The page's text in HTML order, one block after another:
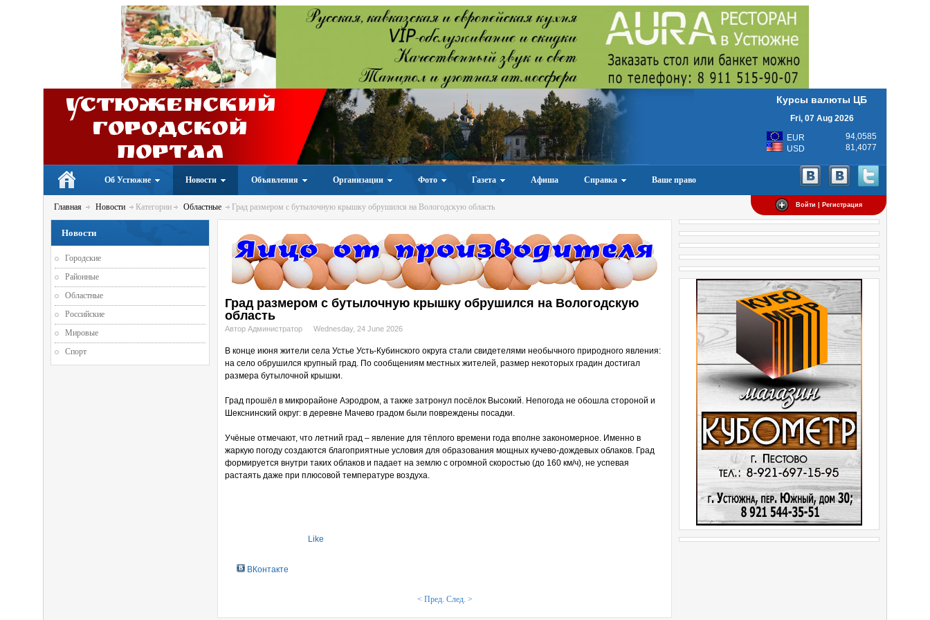
Устюженский
Городской
портал
Курсы валюты ЦБ
Fri, 07 Aug 2026
EUR
94,0585
USD
81,4077
Об Устюжне Новости Объявления Организации Фото Газета Афиша Справка Ваше право
Войти | Регистрация
Главная Новости Категории Областные Град размером с бутылочную крышку обрушился на Вологодскую область
Град размером с бутылочную крышку обрушился на Вологодскую
область
Автор Администратор Wednesday, 24 June 2026
В конце июня жители села Устье Усть-Кубинского округа стали свидетелями необычного природного явления:
на село обрушился крупный град. По сообщениям местных жителей, размер некоторых градин достигал
размера бутылочной крышки.
Град прошёл в микрорайоне Аэродром, а также затронул посёлок Высокий. Непогода не обошла стороной и
Шекснинский округ: в деревне Мачево градом были повреждены посадки.
Учёные отмечают, что летний град – явление для тёплого времени года вполне закономерное. Именно в
жаркую погоду создаются благоприятные условия для образования мощных кучево-дождевых облаков. Град
формируется внутри таких облаков и падает на землю с огромной скоростью (до 160 км/ч), не успевая
растаять даже при плюсовой температуре воздуха.
Like
ВКонтакте
< Пред. След. >
Новости
Городские
Районные
Областные
Российские
Мировые
Спорт